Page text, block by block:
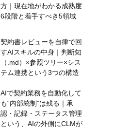
方｜現在地がわかる成熟度
6段階と着手すべき5領域
契約書レビューを自律で回
すAIスキルの中身｜判断知
（.md）×参照ツリー×シス
テム連携という3つの構造
AIで契約業務を自動化して
も“内部統制”は残る｜承
認・記録・ステータス管理
という、AIの外側にCLMが